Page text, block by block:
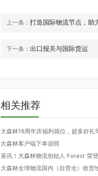
上一条：打造国际物流节点，助
下一条：出口报关与国际货运
相关推荐
大森林16周年庆福利就位，超多好礼
大森林客户端下单说明
喜讯！大森林物流创始人 Forest 荣
大森林全球物流国内（自营仓）收货